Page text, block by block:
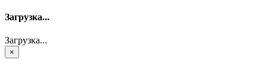
Загрузка...
Загрузка...
×